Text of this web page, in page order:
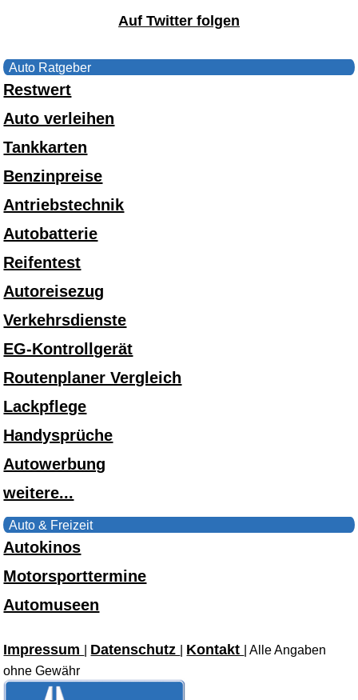
Auf Twitter folgen
Auto Ratgeber
Restwert
Auto verleihen
Tankkarten
Benzinpreise
Antriebstechnik
Autobatterie
Reifentest
Autoreisezug
Verkehrsdienste
EG-Kontrollgerät
Routenplaner Vergleich
Lackpflege
Handysprüche
Autowerbung
weitere...
Auto & Freizeit
Autokinos
Motorsporttermine
Automuseen
Impressum Datenschutz Kontakt
| Alle Angaben
ohne Gewähr